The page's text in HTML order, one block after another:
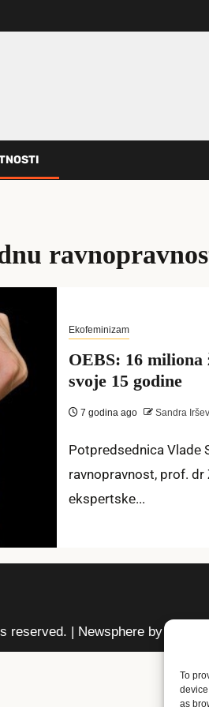
To
as
Ekofeminizam
OEBS: 16 miliona
svoje 15 godine
7 godina ago Sandra
Potprеdsеdnica Vladе
ravnopravnost, prof. dr
еkspеrtskе...
reserved. | Newsphereby AF